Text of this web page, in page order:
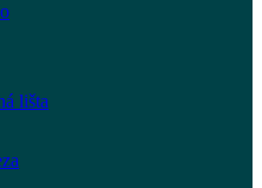
lišta